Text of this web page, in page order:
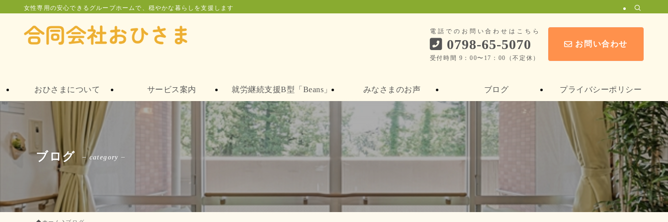
女性専用の安心できるグループホームで、穏やかな暮らしを支援します
電話でのお問い合わせはこちら
0798-65-5070
受付時間 9：00〜17：00（不定休）
お問い合わせ
おひさまについて サービス案内 就労継続支援B型「Beans」 みなさまのお声 ブログ プライバシーポリシー
ブログ – category –